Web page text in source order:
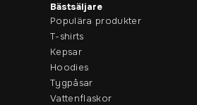
Bästsäljare
Populära produkter
T-shirts
Kepsar
Hoodies
Tygpåsar
Vattenflaskor